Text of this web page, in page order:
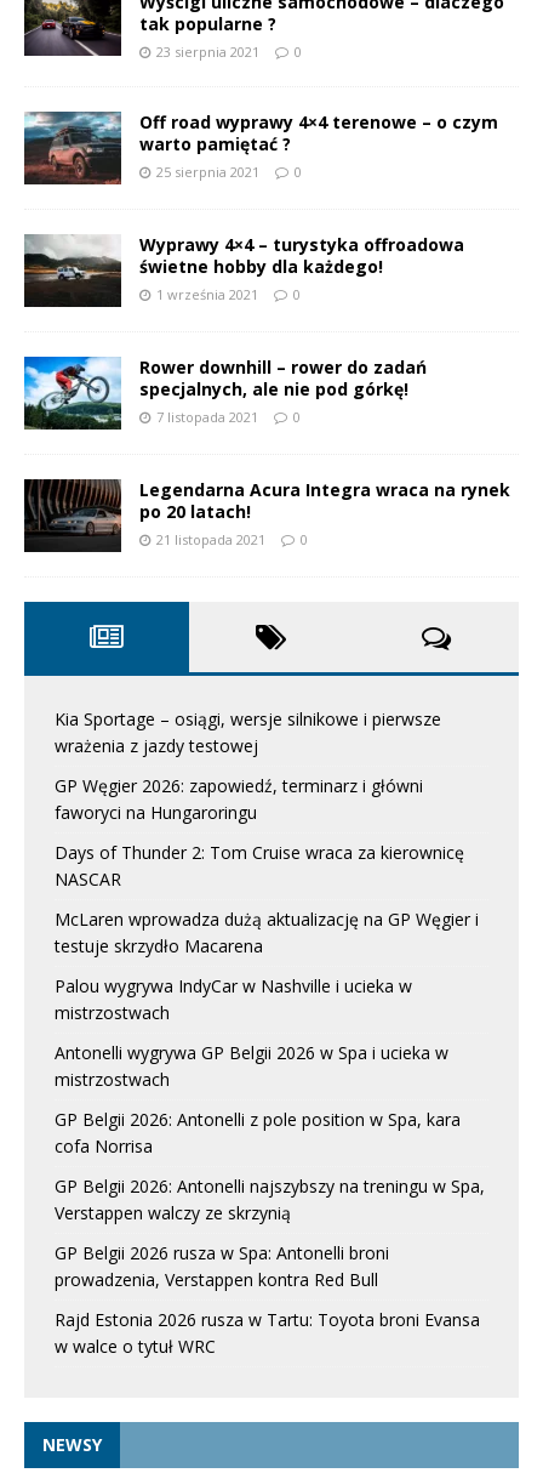
tak popularne ?
23 sierpnia 2021 0
Off road wyprawy 4×4 terenowe – o czym
warto pamiętać ?
25 sierpnia 2021 0
Wyprawy 4×4 – turystyka offroadowa
świetne hobby dla każdego!
1 września 2021 0
Rower downhill – rower do zadań
specjalnych, ale nie pod górkę!
7 listopada 2021 0
Legendarna Acura Integra wraca na rynek
po 20 latach!
21 listopada 2021 0
Kia Sportage – osiągi, wersje silnikowe i pierwsze
wrażenia z jazdy testowej
GP Węgier 2026: zapowiedź, terminarz i główni
faworyci na Hungaroringu
Days of Thunder 2: Tom Cruise wraca za kierownicę
NASCAR
McLaren wprowadza dużą aktualizację na GP Węgier i
testuje skrzydło Macarena
Palou wygrywa IndyCar w Nashville i ucieka w
mistrzostwach
Antonelli wygrywa GP Belgii 2026 w Spa i ucieka w
mistrzostwach
GP Belgii 2026: Antonelli z pole position w Spa, kara
cofa Norrisa
GP Belgii 2026: Antonelli najszybszy na treningu w Spa,
Verstappen walczy ze skrzynią
GP Belgii 2026 rusza w Spa: Antonelli broni
prowadzenia, Verstappen kontra Red Bull
Rajd Estonia 2026 rusza w Tartu: Toyota broni Evansa
w walce o tytuł WRC
NEWSY